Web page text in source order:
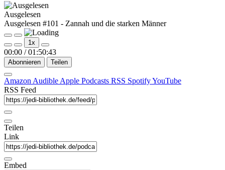
Ausgelesen
Ausgelesen #101 - Zannah und die starken Männer
Play
Episode
Pause
Episode
1x
00:00 / 01:50:43
Abonnieren Teilen
Amazon Audible Apple Podcasts RSS SpotifyYouTube
RSS Feed
Teilen
Link
Embed